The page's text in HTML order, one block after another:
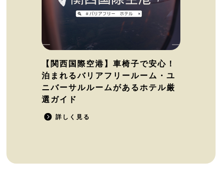
【関西国際空港】車椅子で安心！
泊まれるバリアフリールーム・ユ
ニバーサルルームがあるホテル厳
選ガイド
詳しく見る